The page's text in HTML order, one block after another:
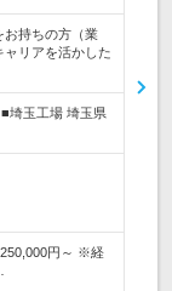
お持ちの方（業
リアを活かした
埼玉工場 埼玉県
円～ ※経